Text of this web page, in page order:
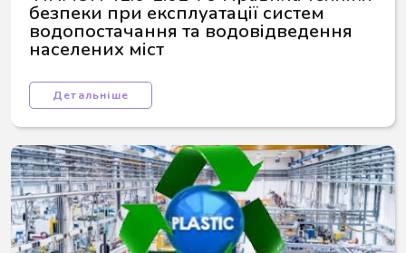
безпеки при експлуатації систем
водопостачання та водовідведення
населених міст
Детальніше